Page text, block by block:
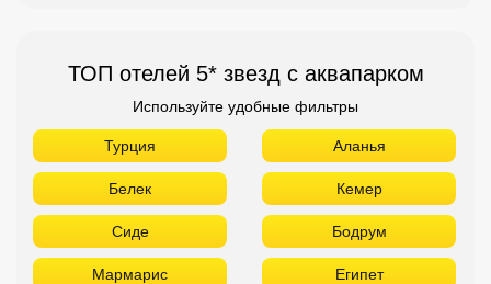
ТОП отелей 5* звезд с аквапарком
Используйте удобные фильтры
Турция Аланья
Белек Кемер
Сиде Бодрум
Мармарис Египет